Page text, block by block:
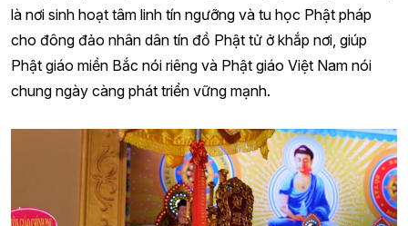
là nơi sinh hoạt tâm linh tín ngưỡng và tu học Phật pháp
cho đông đảo nhân dân tín đồ Phật tử ở khắp nơi, giúp
Phật giáo miền Bắc nói riêng và Phật giáo Việt Nam nói
chung ngày càng phát triển vững mạnh.